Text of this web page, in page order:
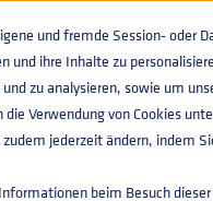
und fremde Session- oder
und ihre Inhalte zu
zu analysieren, sowie um
die Verwendung von Cookies
jederzeit ändern, indem
beim Besuch